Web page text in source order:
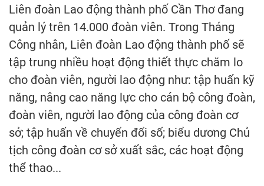
Liên đoàn Lao động thành phố Cần Thơ đang
quản lý trên 14.000 đoàn viên. Trong Tháng
Công nhân, Liên đoàn Lao động thành phố sẽ
tập trung nhiều hoạt động thiết thực chăm lo
cho đoàn viên, người lao động như: tập huấn kỹ
năng, nâng cao năng lực cho cán bộ công đoàn,
đoàn viên, người lao động của công đoàn cơ
sở; tập huấn về chuyển đổi số; biểu dương Chủ
tịch công đoàn cơ sở xuất sắc, các hoạt động
thể thao...